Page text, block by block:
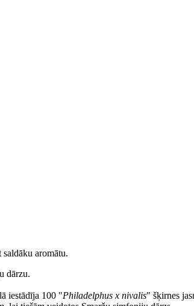
aromātu.
dārzu.
iestādīja 100 "Philadelphus x nivalis" šķirnes